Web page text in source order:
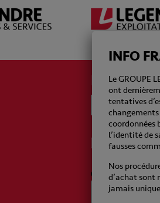
La
J'accepte de
Legendre
CAPTCHA
INFO
Le GROUPE
ont
tentatives
coordonnées
l’identité de
fausses
Nos
d’achat sont
jamais